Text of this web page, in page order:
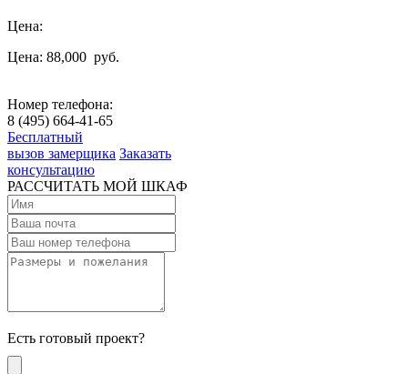
Цена:
Цена: 88,000 руб.
Номер телефона:
8 (495) 664-41-65
Бесплатный
вызов замерщика Заказать
консультацию
РАССЧИТАТЬ МОЙ ШКАФ
Есть готовый проект?